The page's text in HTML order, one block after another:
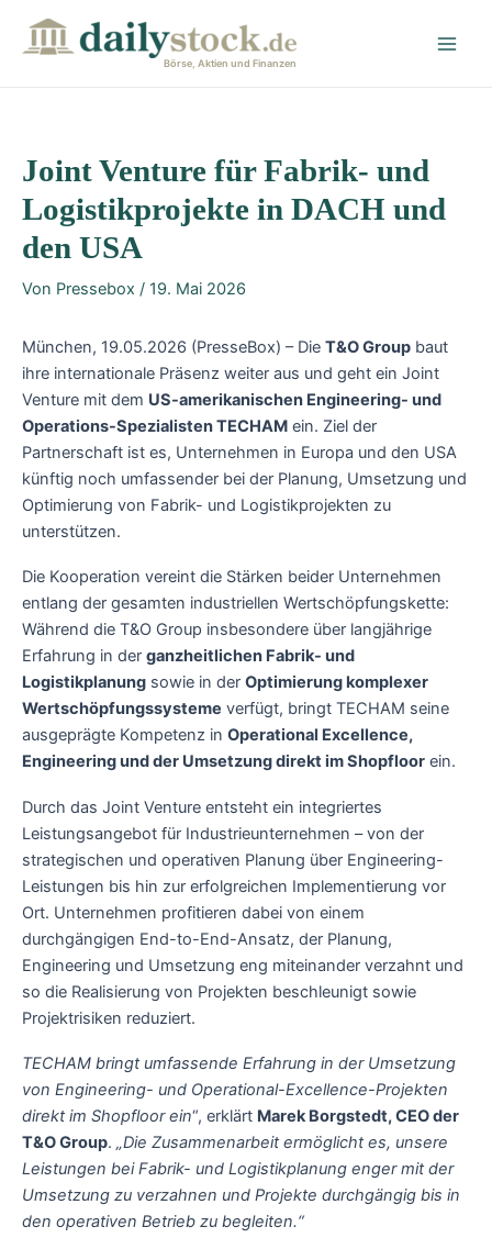
Börse, Aktien und Finanzen
Joint Venture für Fabrik- und
Logistikprojekte in DACH und
den USA
Von Pressebox / 19. Mai 2026
München, 19.05.2026 (PresseBox) – Die T&O Group baut
ihre internationale Präsenz weiter aus und geht ein Joint
Venture mit dem US-amerikanischen Engineering- und
Operations-Spezialisten TECHAM ein. Ziel der
Partnerschaft ist es, Unternehmen in Europa und den USA
künftig noch umfassender bei der Planung, Umsetzung und
Optimierung von Fabrik- und Logistikprojekten zu
unterstützen.
Die Kooperation vereint die Stärken beider Unternehmen
entlang der gesamten industriellen Wertschöpfungskette:
Während die T&O Group insbesondere über langjährige
Erfahrung in der ganzheitlichen Fabrik- und
Logistikplanung sowie in der Optimierung komplexer
Wertschöpfungssysteme verfügt, bringt TECHAM seine
ausgeprägte Kompetenz in Operational Excellence,
Engineering und der Umsetzung direkt im Shopfloor ein.
Durch das Joint Venture entsteht ein integriertes
Leistungsangebot für Industrieunternehmen – von der
strategischen und operativen Planung über Engineering-
Leistungen bis hin zur erfolgreichen Implementierung vor
Ort. Unternehmen profitieren dabei von einem
durchgängigen End-to-End-Ansatz, der Planung,
Engineering und Umsetzung eng miteinander verzahnt und
so die Realisierung von Projekten beschleunigt sowie
Projektrisiken reduziert.
TECHAM bringt umfassende Erfahrung in der Umsetzung
von Engineering- und Operational-Excellence-Projekten
direkt im Shopfloor ein“, erklärt Marek Borgstedt, CEO der
T&O Group. „Die Zusammenarbeit ermöglicht es, unsere
Leistungen bei Fabrik- und Logistikplanung enger mit der
Umsetzung zu verzahnen und Projekte durchgängig bis in
den operativen Betrieb zu begleiten.“